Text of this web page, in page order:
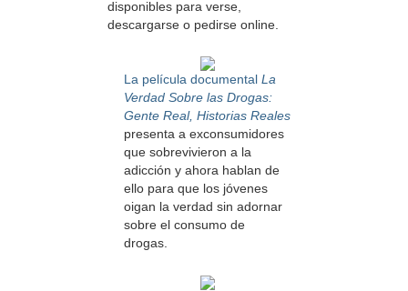
disponibles para verse,
descargarse o pedirse online.
La película documental La
Verdad Sobre las Drogas:
Gente Real, Historias Reales
presenta a exconsumidores
que sobrevivieron a la
adicción y ahora hablan de
ello para que los jóvenes
oigan la verdad sin adornar
sobre el consumo de
drogas.